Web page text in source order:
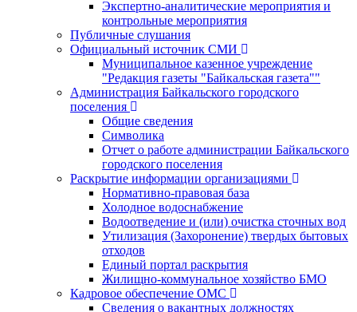
Экспертно-аналитические мероприятия и
контрольные мероприятия
Публичные слушания
Официальный источник СМИ
Муниципальное казенное учреждение
"Редакция газеты "Байкальская газета""
Администрация Байкальского городского
поселения
Общие сведения
Символика
Отчет о работе администрации Байкальского
городского поселения
Раскрытие информации организациями
Нормативно-правовая база
Холодное водоснабжение
Водоотведение и (или) очистка сточных вод
Утилизация (Захоронение) твердых бытовых
отходов
Единый портал раскрытия
Жилищно-коммунальное хозяйство БМО
Кадровое обеспечение ОМС
Сведения о вакантных должностях